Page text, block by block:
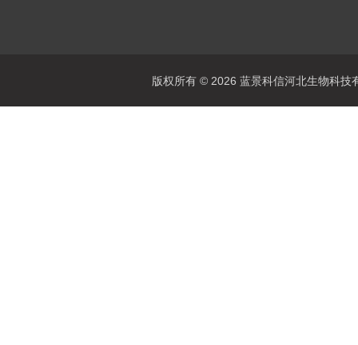
版权所有 © 2026 蓝景科信河北生物科